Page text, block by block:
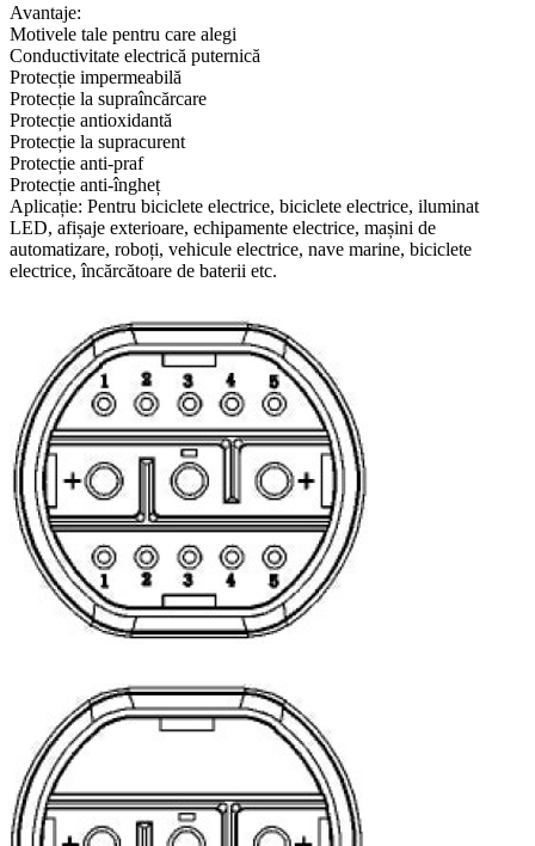
Avantaje:
Motivele tale pentru care alegi
Conductivitate electrică puternică
Protecție impermeabilă
Protecție la supraîncărcare
Protecție antioxidantă
Protecție la supracurent
Protecție anti-praf
Protecție anti-îngheț
Aplicație: Pentru biciclete electrice, biciclete electrice, iluminat
LED, afișaje exterioare, echipamente electrice, mașini de
automatizare, roboți, vehicule electrice, nave marine, biciclete
electrice, încărcătoare de baterii etc.